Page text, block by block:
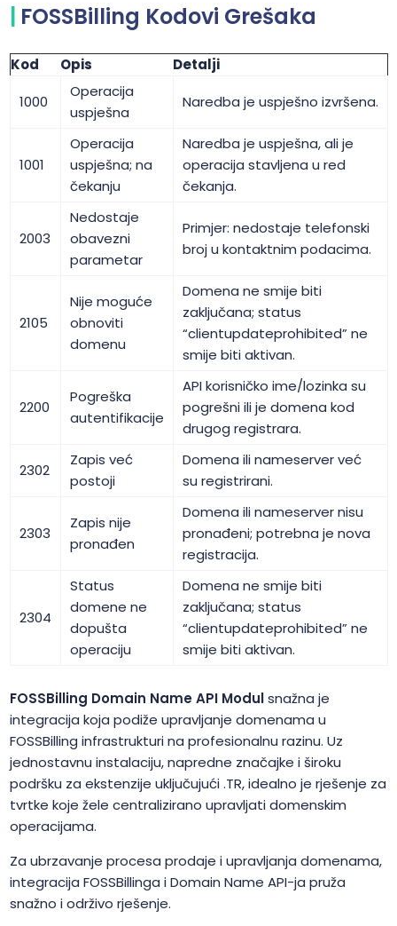
FOSSBilling Kodovi Grešaka
Kod Opis
Detalji
1000
Operacija
uspješna
Naredba je uspješno izvršena.
1001
Operacija
uspješna; na
čekanju
Naredba je uspješna, ali je
operacija stavljena u red
čekanja.
2003
Nedostaje
obavezni
parametar
Primjer: nedostaje telefonski
broj u kontaktnim podacima.
2105
Nije moguće
obnoviti
domenu
Domena ne smije biti
zaključana; status
“clientupdateprohibited” ne
smije biti aktivan.
2200
Pogreška
autentifikacije
API korisničko ime/lozinka su
pogrešni ili je domena kod
drugog registrara.
2302
Zapis već
postoji
Domena ili nameserver već
su registrirani.
2303
Zapis nije
pronađen
Domena ili nameserver nisu
pronađeni; potrebna je nova
registracija.
2304
Status
domene ne
dopušta
operaciju
Domena ne smije biti
zaključana; status
“clientupdateprohibited” ne
smije biti aktivan.
FOSSBilling Domain Name API Modulsnažna je
integracija koja podiže upravljanje domenama u
FOSSBilling infrastrukturi na profesionalnu razinu. Uz
jednostavnu instalaciju, napredne značajke i široku
podršku za ekstenzije uključujući .TR, idealno je rješenje za
tvrtke koje žele centralizirano upravljati domenskim
operacijama.
Za ubrzavanje procesa prodaje i upravljanja domenama,
integracija FOSSBillinga i Domain Name API-ja pruža
snažno i održivo rješenje.